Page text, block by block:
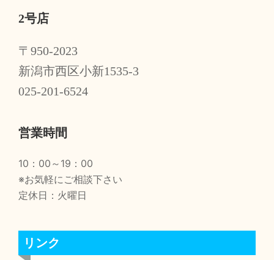
2号店
〒950-2023
新潟市西区小新1535-3
025-201-6524
営業時間
10：00～19：00
※お気軽にご相談下さい
定休日：火曜日
リンク